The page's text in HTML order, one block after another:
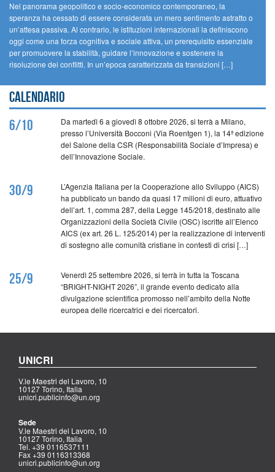
Nel panorama geopolitico e socio-economico contemporaneo, la
speranza ha cessato di essere considerata un mero sentimento astratto o
un’attesa passiva. Al contrario, le istituzioni internazionali la definiscono
oggi come una forza cognitiva e sociale attiva, un prerequisito essenziale
per promuovere la stabilità, guidare l’innovazione e sostenere la
risoluzione dei conflitti. In un’epoca caratterizzata da transizioni […]
Calendario
6/10
Da martedì 6 a giovedì 8 ottobre 2026, si terrà a Milano,
presso l’Università Bocconi (Via Roentgen 1), la 14ª edizione
del Salone della CSR (Responsabilità Sociale d’Impresa) e
dell’Innovazione Sociale.
30/9
L’Agenzia Italiana per la Cooperazione allo Sviluppo (AICS)
ha pubblicato un bando da quasi 17 milioni di euro, attuativo
dell’art. 1, comma 287, della Legge 145/2018, destinato alle
Organizzazioni della Società Civile (OSC) iscritte all’Elenco
AICS (ex art. 26 L. 125/2014) per la realizzazione di interventi
di sostegno alle comunità cristiane in contesti di crisi […]
25/9
Venerdì 25 settembre 2026, si terrà in tutta la Toscana
“BRIGHT-NIGHT 2026”, il grande evento dedicato alla
divulgazione scientifica promosso nell’ambito della Notte
europea delle ricercatrici e dei ricercatori.
UNICRI
V.le Maestri del Lavoro, 10
10127 Torino, Italia
unicri.publicinfo@un.org
Sede
V.le Maestri del Lavoro, 10
10127 Torino, Italia
Tel. +39 0116537111
Fax +39 0116313368
unicri.publicinfo@un.org